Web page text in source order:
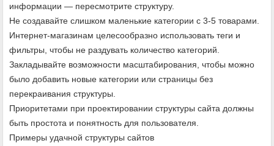
информации — пересмотрите структуру.
Не создавайте слишком маленькие категории с 3-5 товарами.
Интернет-магазинам целесообразно использовать теги и
фильтры, чтобы не раздувать количество категорий.
Закладывайте возможности масштабирования, чтобы можно
было добавить новые категории или страницы без
перекраивания структуры.
Приоритетами при проектировании структуры сайта должны
быть простота и понятность для пользователя.
Примеры удачной структуры сайтов